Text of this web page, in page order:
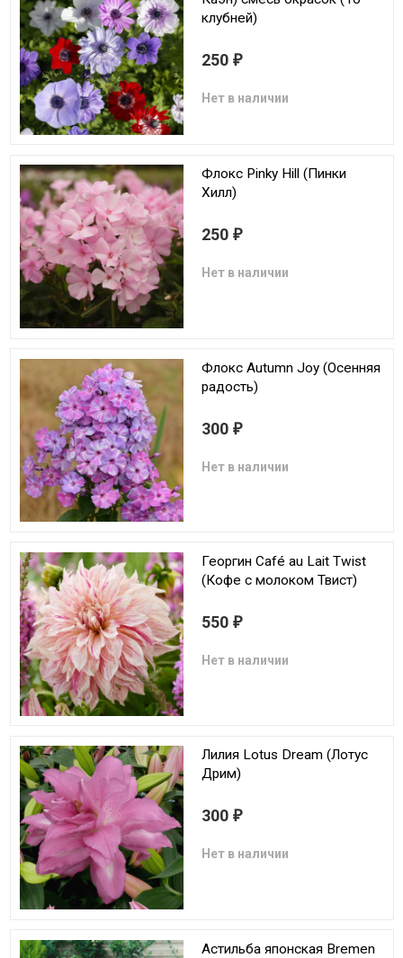
клубней)
250 ₽
Нет в наличии
Флокс Pinky Hill (Пинки
Хилл)
250 ₽
Нет в наличии
Флокс Autumn Joy (Осенняя
радость)
300 ₽
Нет в наличии
Георгин Café au Lait Twist
(Кофе с молоком Твист)
550 ₽
Нет в наличии
Лилия Lotus Dream (Лотус
Дрим)
300 ₽
Нет в наличии
Астильба японская Bremen